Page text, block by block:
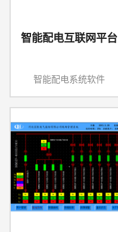
智能配电互联网平台
智能配电系统软件